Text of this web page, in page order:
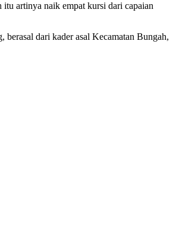
artinya naik empat kursi dari capaian
dari kader asal Kecamatan Bungah,